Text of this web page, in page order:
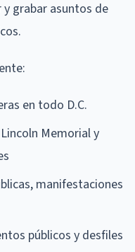
grabar asuntos de
en todo D.C.
Memorial y
manifestaciones
públicos y desfiles